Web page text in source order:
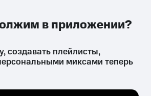
ПРИЛОЖЕНИЕ
их аналогов причиняет вред здоровью,
создавать плейлисты,
миксами теперь